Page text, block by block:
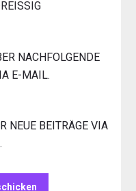
NACHFOLGENDE
E-MAIL.
NEUE BEITRÄGE VIA